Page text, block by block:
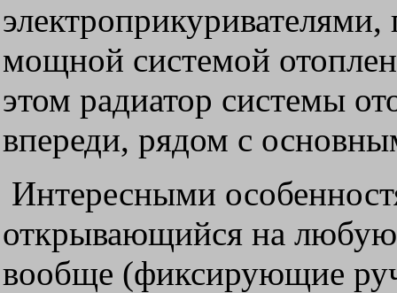
мощной системой
этом радиатор системы
впереди, рядом с
Интересными
открывающийся на
вообще (фиксирующие